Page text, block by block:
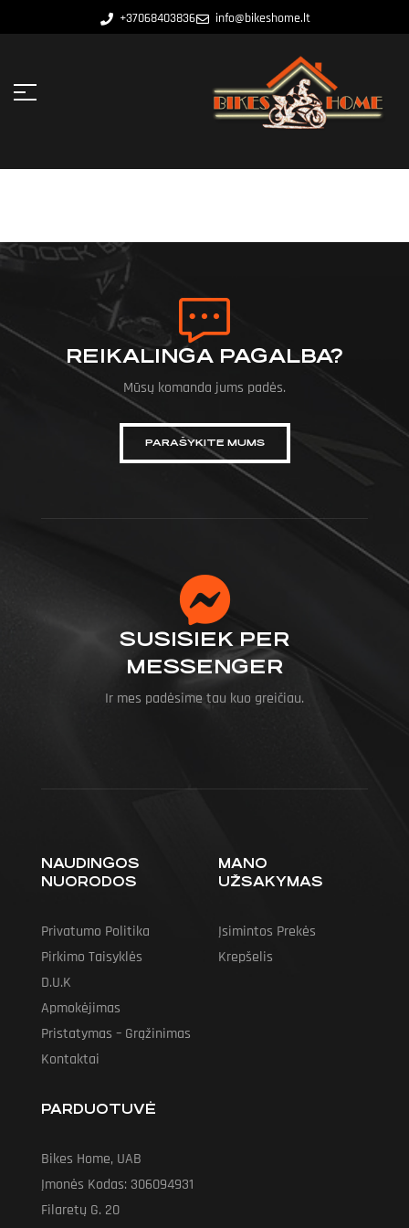
+37068403836 info@bikeshome.lt
REIKALINGA PAGALBA?
Mūsų komanda jums padės.
PARAŠYKITE MUMS
SUSISIEK PER
MESSENGER
Ir mes padėsime tau kuo greičiau.
NAUDINGOS
NUORODOS
Privatumo Politika
Pirkimo Taisyklės
D.U.K
Apmokėjimas
Pristatymas – Grąžinimas
Kontaktai
MANO
UŽSAKYMAS
Įsimintos Prekės
Krepšelis
PARDUOTUVĖ
Bikes Home, UAB
Įmonės Kodas: 306094931
Filaretų G. 20